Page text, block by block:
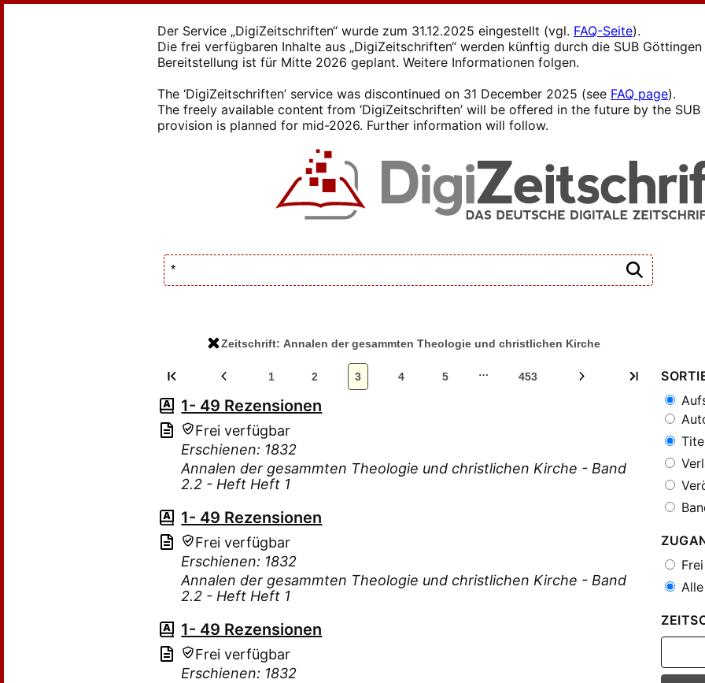
Der Service „DigiZeitschriften“ wurde zum 31.12.2025 eingestellt (vgl. FAQ-Seite).
Die frei verfügbaren Inhalte aus „DigiZeitschriften“ werden künftig durch die SUB
Bereitstellung ist für Mitte 2026 geplant. Weitere Informationen folgen.
The ‘DigiZeitschriften’ service was discontinued on 31 December 2025 (see FAQ page).
The freely available content from ‘DigiZeitschriften’ will be offered in the future by the
provision is planned for mid-2026. Further information will follow.
Zeitschrift: Annalen der gesammten Theologie und christlichen Kirche
1 2 3 4 5 … 453
1- 49 Rezensionen
Frei verfügbar
Erschienen: 1832
Annalen der gesammten Theologie und christlichen Kirche - Band
2.2 - Heft Heft 1
1- 49 Rezensionen
Frei verfügbar
Erschienen: 1832
Annalen der gesammten Theologie und christlichen Kirche - Band
2.2 - Heft Heft 1
1- 49 Rezensionen
Frei verfügbar
Erschienen: 1832
Alle